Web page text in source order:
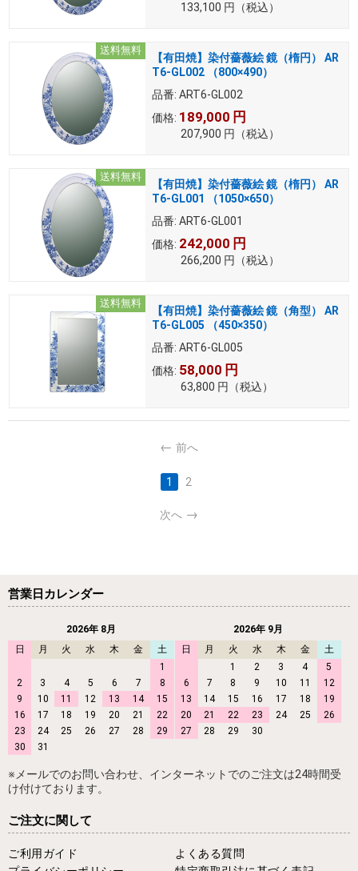
133,100 円 （税込）
送料無料
【有田焼】染付薔薇絵 鏡（楕円） AR
T6-GL002 （800×490）
品番: ART6-GL002
価格: 189,000 円
207,900 円 （税込）
送料無料
【有田焼】染付薔薇絵 鏡（楕円） AR
T6-GL001 （1050×650）
品番: ART6-GL001
価格: 242,000 円
266,200 円 （税込）
送料無料
【有田焼】染付薔薇絵 鏡（角型） AR
T6-GL005 （450×350）
品番: ART6-GL005
価格: 58,000 円
63,800 円 （税込）
前へ
1 2
次へ
営業日カレンダー
2026年 8月
日
月 火 水 木 金
土
1
2
3 4 5 6 7
8
9
10 11 12 13 14
15
16
17 18 19 20 21
22
23
24 25 26 27 28
29
30
31
2026年 9月
日
月 火 水 木 金
土
1
2 3 4
5
6
7 8 9 10 11
12
13
14 15 16 17 18
19
20
21 22 23 24 25
26
27
28 29 30
※メールでのお問い合わせ、インターネットでのご注文は24時間受
け付けております。
ご注文に関して
ご利用ガイド
よくある質問